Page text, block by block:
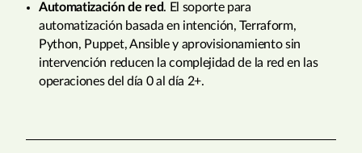
Automatización de red. El soporte para
automatización basada en intención, Terraform,
Python, Puppet, Ansible y aprovisionamiento sin
intervención reducen la complejidad de la red en las
operaciones del día 0 al día 2+.